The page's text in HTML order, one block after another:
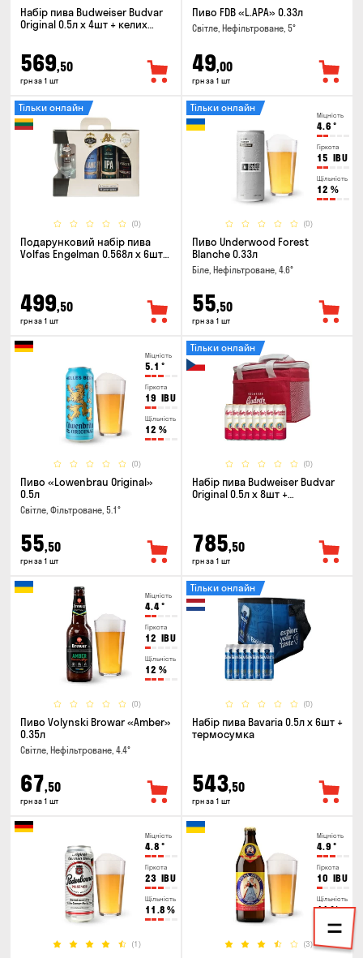
Набір пива Budweiser Budvar
Original 0.5л х 4шт + келих
569,50
грн за 1 шт
Пиво FDB «L.APA» 0.33л
Світле, Нефільтроване, 5°
49,00
грн за 1 шт
(0)
Тільки онлайн
Подарунковий набір пива
Volfas Engelman 0.568л x 6шт +
499,50
грн за 1 шт
Міцність
4.6 °
Гіркота
15 IBU
Щільність
12 %
(0)
Тільки онлайн
Пиво Underwood Forest
Blanche 0.33л
Біле, Нефільтроване, 4.6°
55,50
грн за 1 шт
Міцність
5.1 °
Гіркота
19 IBU
Щільність
12 %
(0)
Пиво «Lowenbrau Original»
0.5л
Світле, Фільтроване, 5.1°
55,50
грн за 1 шт
(0)
Тільки онлайн
Набір пива Budweiser Budvar
Original 0.5л х 8шт +
785,50
грн за 1 шт
Міцність
4.4°
Гіркота
12 IBU
Щільність
12 %
(0)
Пиво Volynski Browar «Amber»
0.35л
Світле, Нефільтроване, 4.4°
67,50
грн за 1 шт
(0)
Тільки онлайн
Набір пива Bavaria 0.5л х 6шт +
термосумка
543,50
грн за 1 шт
Міцність
4.8 °
Гіркота
23 IBU
Щільність
11.8 %
(1)
Міцність
4.9 °
Гіркота
10 IBU
Щільність
11%
(3)